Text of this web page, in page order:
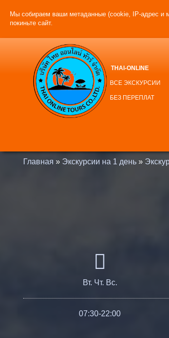
Мы собираем ваши метаданные (cookie, IP-адрес и
покиньте сайт.
THAI-ONLINE
ВСЕ ЭКСКУРСИИ
БЕЗ ПЕРЕПЛАТ
Главная » Экскурсии на 1 день »
Вт. Чт. Вс.
07:30-22:00